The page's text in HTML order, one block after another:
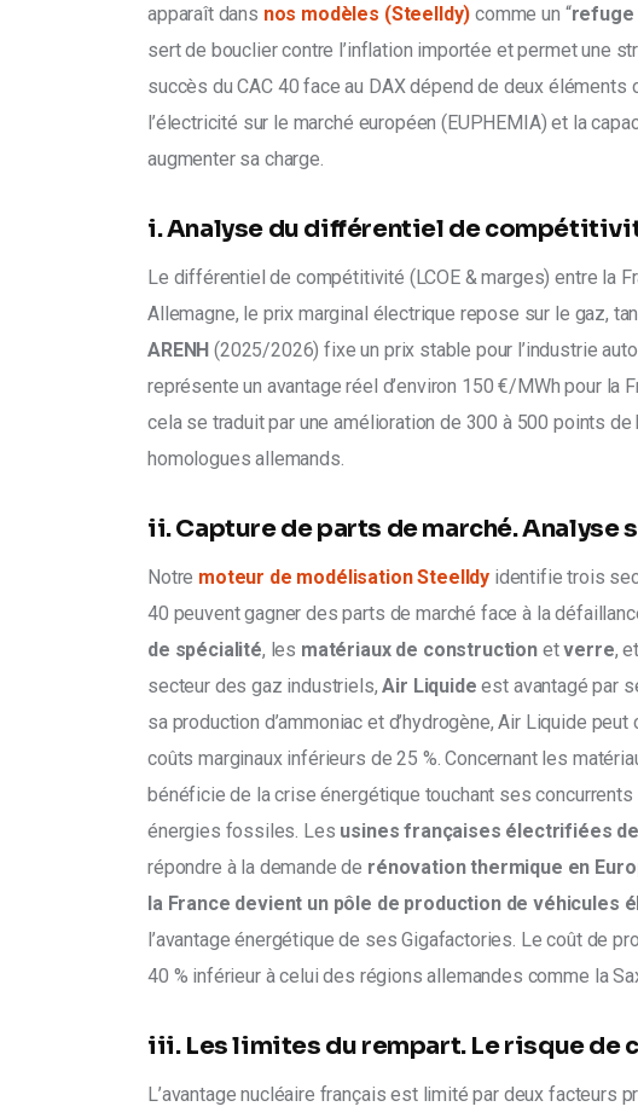
apparaît dans nos modèles (Steelldy) comme un “refuge
sert de bouclier contre l’inflation importée et permet une
succès du CAC 40 face au DAX dépend de deux
l’électricité sur le marché européen (EUPHEMIA) et la
augmenter sa charge.
i. Analyse du différentiel de
Le différentiel de compétitivité (LCOE & marges) entre la
Allemagne, le prix marginal électrique repose sur le gaz,
ARENH (2025/2026) fixe un prix stable pour l’industrie
représente un avantage réel d’environ 150 €/MWh pour
cela se traduit par une amélioration de 300 à 500 points de
homologues allemands.
ii. Capture de parts de marché. Analyse
Notre moteur de modélisation Steelldy identifie trois
40 peuvent gagner des parts de marché face à la
de spécialité, les matériaux de construction et verre,
secteur des gaz industriels, Air Liquide est avantagé par
sa production d’ammoniac et d’hydrogène, Air Liquide
coûts marginaux inférieurs de 25 %. Concernant les
bénéficie de la crise énergétique touchant ses
énergies fossiles. Les usines françaises électrifiées
répondre à la demande de rénovation thermique en
la France devient un pôle de production de véhicules
l’avantage énergétique de ses Gigafactories. Le coût de
40 % inférieur à celui des régions allemandes comme la
iii. Les limites du rempart. Le risque de
L’avantage nucléaire français est limité par deux facteurs